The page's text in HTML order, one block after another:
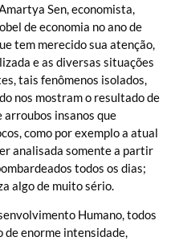
Sen, economista,
de economia no ano de
tem merecido sua atenção,
e as diversas situações
tais fenômenos isolados,
nos mostram o resultado de
arroubos insanos que
como por exemplo a atual
analisada somente a partir
todos os dias;
algo de muito sério.
Humano, todos
de enorme intensidade,